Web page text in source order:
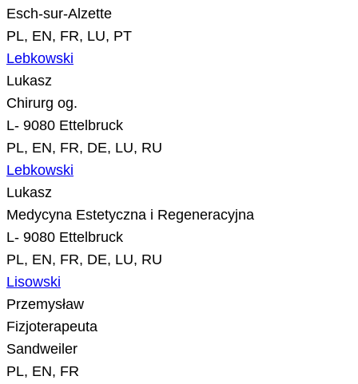
Esch-sur-Alzette
PL, EN, FR, LU, PT
Lebkowski
Lukasz
Chirurg og.
L- 9080 Ettelbruck
PL, EN, FR, DE, LU, RU
Lebkowski
Lukasz
Medycyna Estetyczna i Regeneracyjna
L- 9080 Ettelbruck
PL, EN, FR, DE, LU, RU
Lisowski
Przemysław
Fizjoterapeuta
Sandweiler
PL, EN, FR